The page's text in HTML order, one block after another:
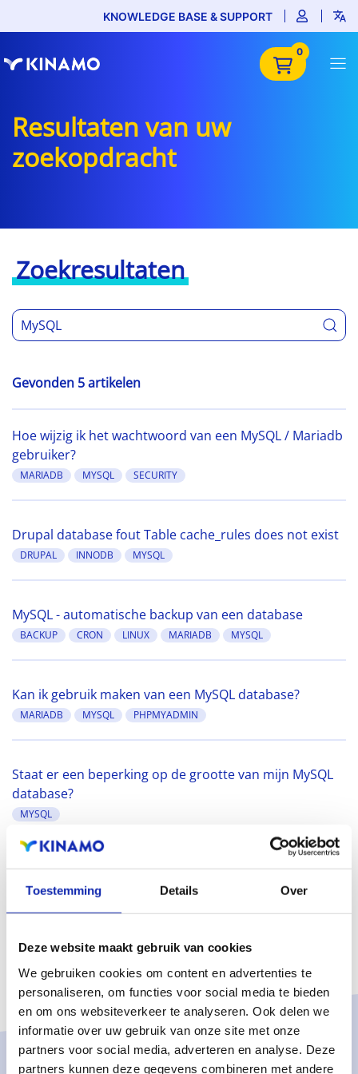
Toestemming Details Over
Deze website maakt gebruik van cookies
We gebruiken cookies om content en advertenties te
personaliseren, om functies voor social media te bieden
en om ons websiteverkeer te analyseren. Ook delen we
informatie over uw gebruik van onze site met onze
partners voor social media, adverteren en analyse. Deze
partners kunnen deze gegevens combineren met andere
KNOWLEDGE BASE & SUPPORT
0
Resultaten van uw
zoekopdracht
Zoekresultaten
Gevonden 5 artikelen
Hoe wijzig ik het wachtwoord van een MySQL / Mariadb
gebruiker?
MARIADB MYSQL SECURITY
Drupal database fout Table cache_rules does not exist
DRUPAL INNODB MYSQL
MySQL - automatische backup van een database
BACKUP CRON LINUX MARIADB MYSQL
Kan ik gebruik maken van een MySQL database?
MARIADB MYSQL PHPMYADMIN
Staat er een beperking op de grootte van mijn MySQL
database?
MYSQL